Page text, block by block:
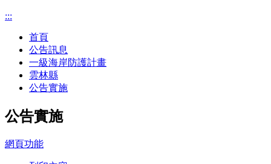
:::
首頁
公告訊息
一級海岸防護計畫
雲林縣
公告實施
公告實施
網頁功能